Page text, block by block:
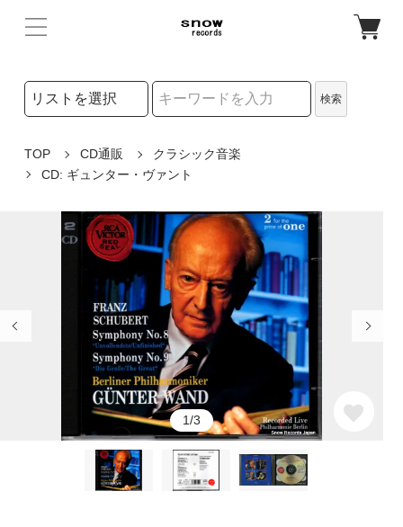
検索リストの選択
検索
TOP CD通販
クラシック音楽
CD: ギュンター・ヴァント
1/3